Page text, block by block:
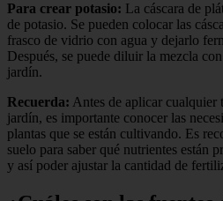
Para crear potasio: La cáscara de
de potasio. Se pueden colocar las
frasco de vidrio con agua y dejarlo
Después, se puede diluir la mezcla
jardín.
Recuerda: Antes de aplicar cualquier
jardín, es importante conocer las
plantas que se están cultivando. Es
suelo para saber qué nutrientes están
y así poder ajustar la cantidad de